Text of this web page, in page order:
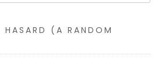
HASARD (A RANDOM